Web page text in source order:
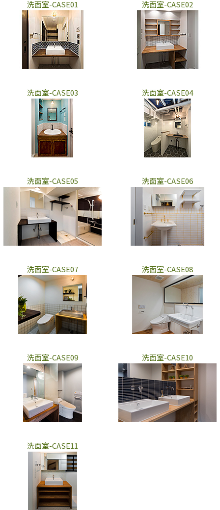
洗面室-CASE01 洗面室-CASE02
洗面室-CASE03 洗面室-CASE04
洗面室-CASE05 洗面室-CASE06
洗面室-CASE07 洗面室-CASE08
洗面室-CASE09 洗面室-CASE10
洗面室-CASE11